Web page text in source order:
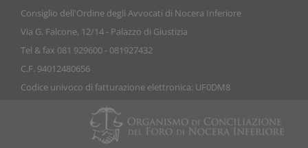
Consiglio dell'Ordine degli Avvocati di Nocera Inferiore
Via G. Falcone, 12/14 - Palazzo di Giustizia
Tel & fax 081 929600 - 081927432
C.F. 94012480656
Codice univoco di fatturazione elettronica: UF0DM8